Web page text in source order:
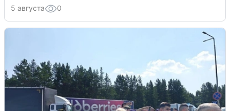
5 августа 0